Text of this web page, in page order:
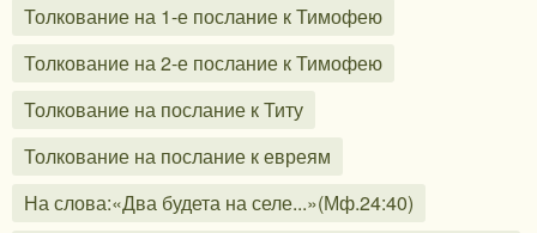
Толкование на 1-е послание к Тимофею
Толкование на 2-е послание к Тимофею
Толкование на послание к Титу
Толкование на послание к евреям
На слова:«Два будета на селе...»(Мф.24:40)